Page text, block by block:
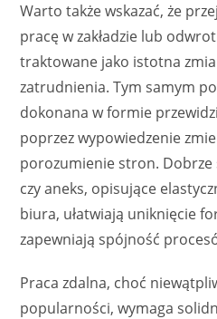
Warto także wskazać, że
pracę w zakładzie lub
traktowane jako istotna
zatrudnienia. Tym samym
dokonana w formie
poprzez wypowiedzenie
porozumienie stron.
czy aneks, opisujące
biura, ułatwiają uniknięcie
zapewniają spójność
Praca zdalna, choć
popularności, wymaga